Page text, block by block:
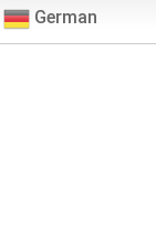
German